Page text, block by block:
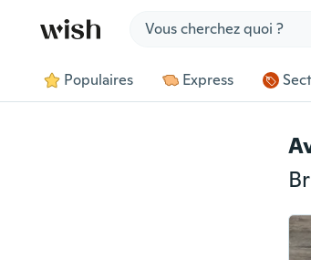
Populaires Express